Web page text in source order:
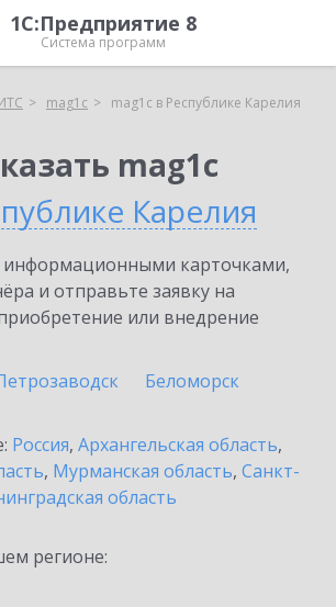
1С:Предприятие 8
Система программ
mag1c mag1c в Республике Карелия
mag1c
Карелия
информационными карточками,
и отправьте заявку на
или внедрение
Беломорск
Россия, Архангельская область,
, Мурманская область, Санкт-
область
регионе: